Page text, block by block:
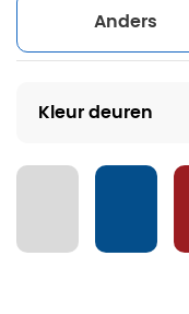
Anders
Kleur deuren